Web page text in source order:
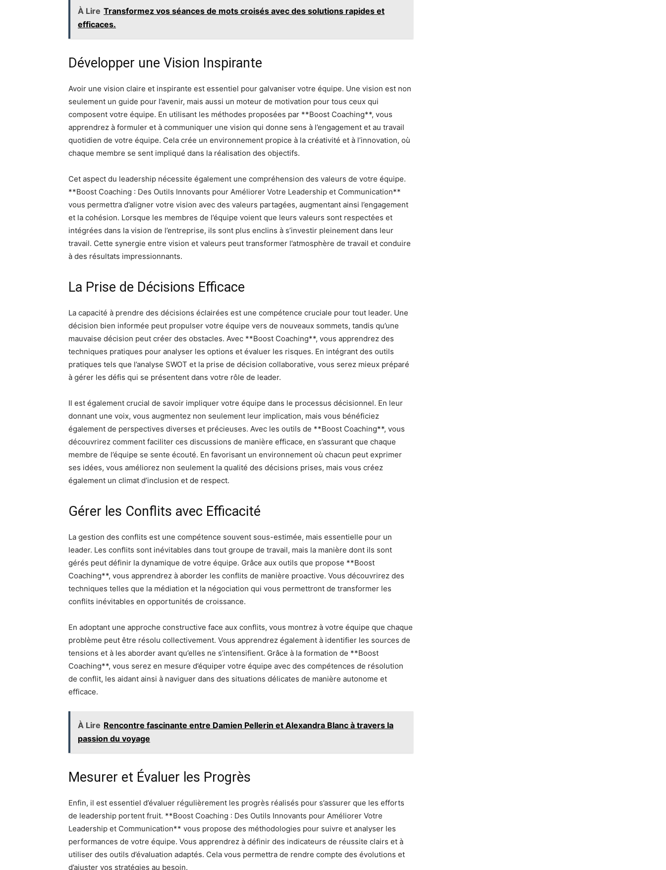
À Lire Transformez vos séances de mots croisés avec des solutions rapides et
efficaces.
Développer une Vision Inspirante
Avoir une vision claire et inspirante est essentiel pour galvaniser votre équipe. Une vision est non
seulement un guide pour l’avenir, mais aussi un moteur de motivation pour tous ceux qui
composent votre équipe. En utilisant les méthodes proposées par **Boost Coaching**, vous
apprendrez à formuler et à communiquer une vision qui donne sens à l’engagement et au travail
quotidien de votre équipe. Cela crée un environnement propice à la créativité et à l’innovation, où
chaque membre se sent impliqué dans la réalisation des objectifs.
Cet aspect du leadership nécessite également une compréhension des valeurs de votre équipe.
**Boost Coaching : Des Outils Innovants pour Améliorer Votre Leadership et Communication**
vous permettra d’aligner votre vision avec des valeurs partagées, augmentant ainsi l’engagement
et la cohésion. Lorsque les membres de l’équipe voient que leurs valeurs sont respectées et
intégrées dans la vision de l’entreprise, ils sont plus enclins à s’investir pleinement dans leur
travail. Cette synergie entre vision et valeurs peut transformer l’atmosphère de travail et conduire
à des résultats impressionnants.
La Prise de Décisions Efficace
La capacité à prendre des décisions éclairées est une compétence cruciale pour tout leader. Une
décision bien informée peut propulser votre équipe vers de nouveaux sommets, tandis qu’une
mauvaise décision peut créer des obstacles. Avec **Boost Coaching**, vous apprendrez des
techniques pratiques pour analyser les options et évaluer les risques. En intégrant des outils
pratiques tels que l’analyse SWOT et la prise de décision collaborative, vous serez mieux préparé
à gérer les défis qui se présentent dans votre rôle de leader.
Il est également crucial de savoir impliquer votre équipe dans le processus décisionnel. En leur
donnant une voix, vous augmentez non seulement leur implication, mais vous bénéficiez
également de perspectives diverses et précieuses. Avec les outils de **Boost Coaching**, vous
découvrirez comment faciliter ces discussions de manière efficace, en s’assurant que chaque
membre de l’équipe se sente écouté. En favorisant un environnement où chacun peut exprimer
ses idées, vous améliorez non seulement la qualité des décisions prises, mais vous créez
également un climat d’inclusion et de respect.
Gérer les Conflits avec Efficacité
La gestion des conflits est une compétence souvent sous-estimée, mais essentielle pour un
leader. Les conflits sont inévitables dans tout groupe de travail, mais la manière dont ils sont
gérés peut définir la dynamique de votre équipe. Grâce aux outils que propose **Boost
Coaching**, vous apprendrez à aborder les conflits de manière proactive. Vous découvrirez des
techniques telles que la médiation et la négociation qui vous permettront de transformer les
conflits inévitables en opportunités de croissance.
En adoptant une approche constructive face aux conflits, vous montrez à votre équipe que chaque
problème peut être résolu collectivement. Vous apprendrez également à identifier les sources de
tensions et à les aborder avant qu’elles ne s’intensifient. Grâce à la formation de **Boost
Coaching**, vous serez en mesure d’équiper votre équipe avec des compétences de résolution
de conflit, les aidant ainsi à naviguer dans des situations délicates de manière autonome et
efficace.
À Lire Rencontre fascinante entre Damien Pellerin et Alexandra Blanc à travers la
passion du voyage
Mesurer et Évaluer les Progrès
Enfin, il est essentiel d’évaluer régulièrement les progrès réalisés pour s’assurer que les efforts
de leadership portent fruit. **Boost Coaching : Des Outils Innovants pour Améliorer Votre
Leadership et Communication** vous propose des méthodologies pour suivre et analyser les
performances de votre équipe. Vous apprendrez à définir des indicateurs de réussite clairs et à
utiliser des outils d’évaluation adaptés. Cela vous permettra de rendre compte des évolutions et
d’ajuster vos stratégies au besoin.